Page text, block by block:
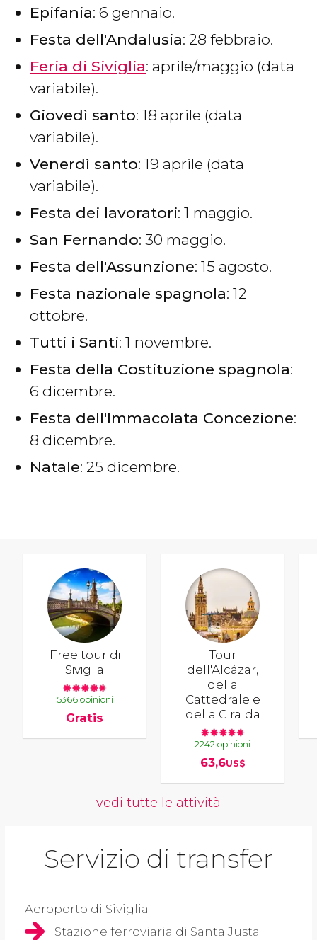
Epifania: 6 gennaio.
Festa dell'Andalusia: 28 febbraio.
Feria di Siviglia: aprile/maggio (data
variabile).
Giovedì santo: 18 aprile (data
variabile).
Venerdì santo: 19 aprile (data
variabile).
Festa dei lavoratori: 1 maggio.
San Fernando: 30 maggio.
Festa dell'Assunzione: 15 agosto.
Festa nazionale spagnola: 12
ottobre.
Tutti i Santi: 1 novembre.
Festa della Costituzione spagnola:
6 dicembre.
Festa dell'Immacolata Concezione:
8 dicembre.
Natale: 25 dicembre.
Free tour di
Siviglia
5366 opinioni
Gratis
Tour
dell'Alcázar,
della
Cattedrale e
della Giralda
2242 opinioni
63,6US$
vedi tutte le attività
Servizio di transfer
Aeroporto di Siviglia
Stazione ferroviaria di Santa Justa